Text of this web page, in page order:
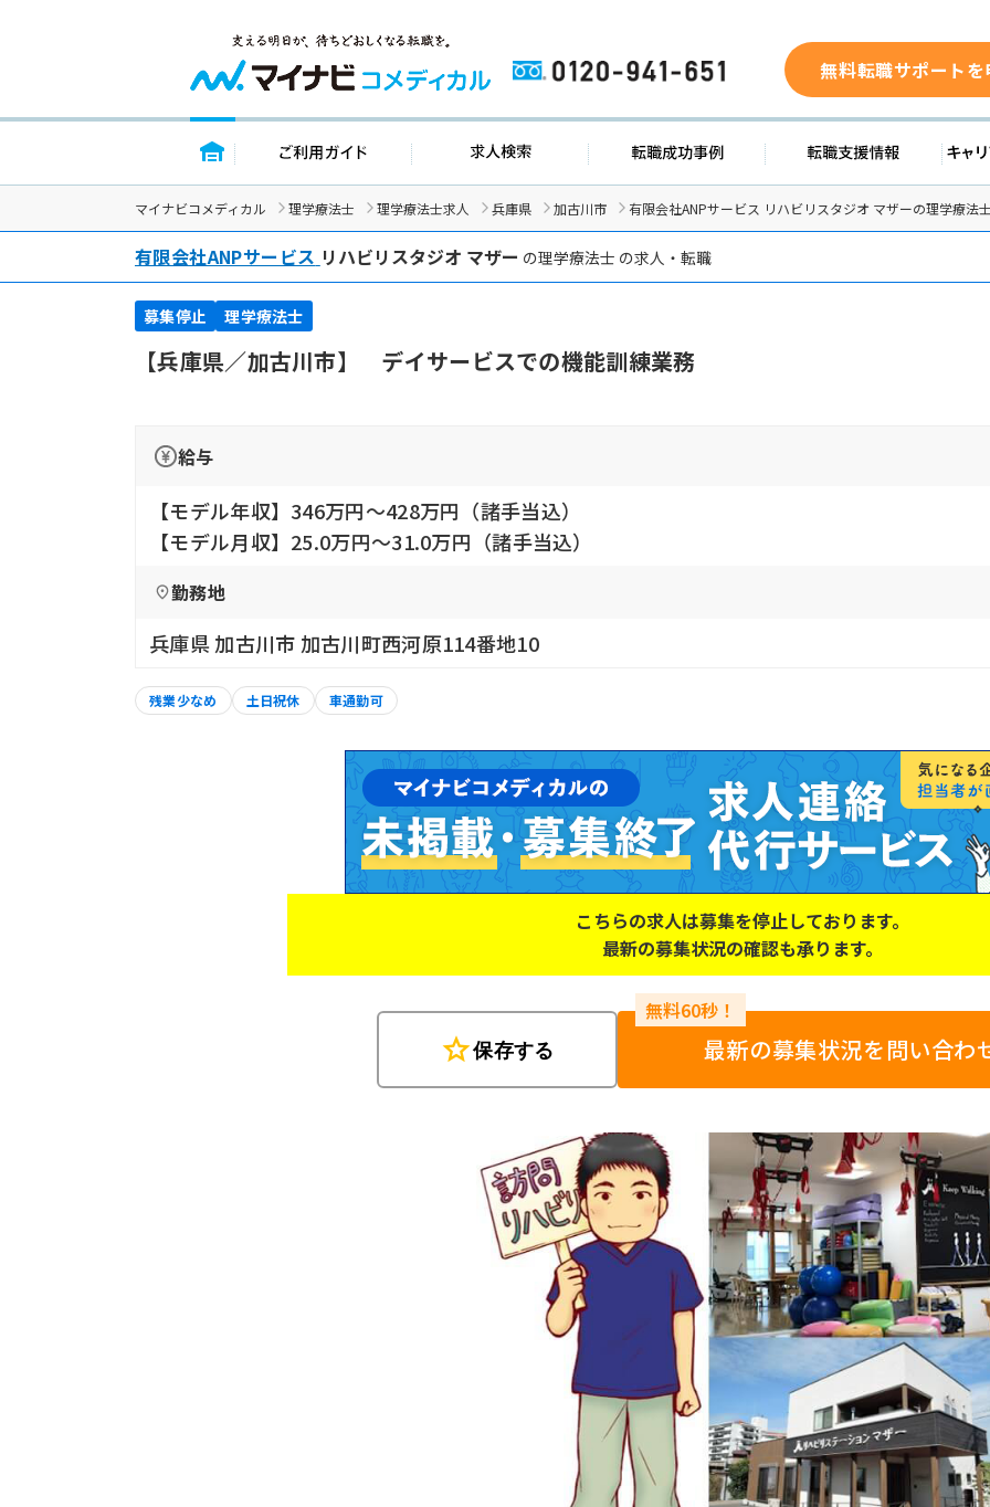
0120-941-651 無料転職サポート
トップページ ご利用ガイド 求人検索 転職成功事例 転職支
マイナビコメディカル 理学療法士 理学療法士求人 兵庫県 加古川市 有限会社ANPサービス リハビリスタジオ マザーの理学療法
有限会社ANPサービス リハビリスタジオ マザー の理学療法士 の求人・転職
募集停止 理学療法士
【兵庫県／加古川市】 デイサービスでの機能訓練業務
給与
【モデル年収】346万円〜428万円（諸手当込）
【モデル月収】25.0万円〜31.0万円（諸手当込）
勤務地
兵庫県 加古川市 加古川町西河原114番地10
残業少なめ 土日祝休 車通勤可
こちらの求人は募集を停止しております。
最新の募集状況の確認も承ります。
star保存する 最新の募集状況を問い合わ